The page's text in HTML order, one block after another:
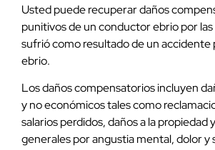
Usted puede recuperar daños
punitivos de un conductor ebrio por
sufrió como resultado de un accidente
ebrio.
Los daños compensatorios incluyen
y no económicos tales como
salarios perdidos, daños a la propiedad
generales por angustia mental, dolor